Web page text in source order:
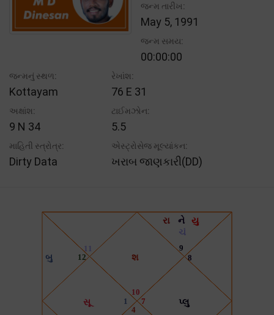
જન્મ તારીખ:
May 5, 1991
જન્મ સમય:
00:00:00
જન્મનું સ્થળ:
Kottayam
રેખાંશ:
76 E 31
અક્ષાંશ:
9 N 34
ટાઈમઝોન:
5.5
માહિતી સ્ત્રોત્ર:
Dirty Data
એસ્ટ્રોસેજ મૂલ્યાંકન:
ખરાબ જાણકારી(DD)